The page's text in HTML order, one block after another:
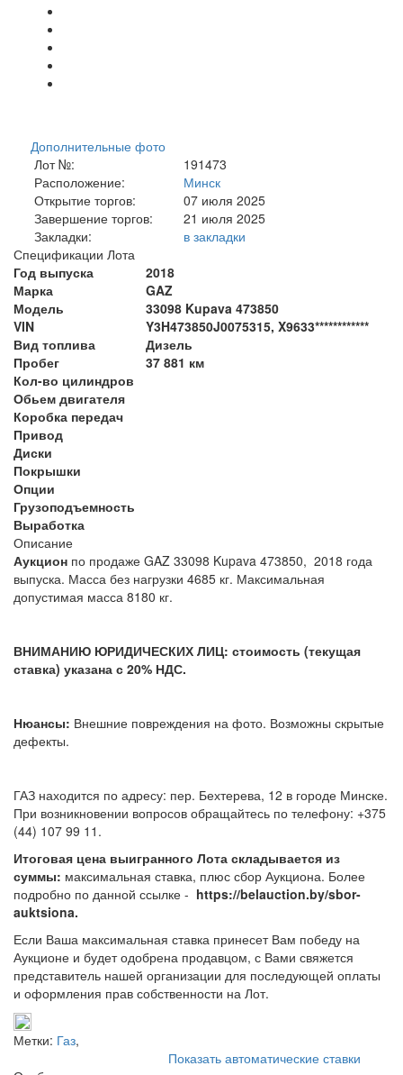
Дополнительные фото
Лот №:
191473
Расположение:
Минск
Открытие торгов:
07 июля 2025
Завершение торгов:
21 июля 2025
Закладки:
в закладки
Спецификации Лота
Год выпуска
2018
Марка
GAZ
Модель
33098 Kupava 473850
VIN
Y3H473850J0075315, X9633************
Вид топлива
Дизель
Пробег
37 881 км
Кол-во цилиндров
Обьем двигателя
Коробка передач
Привод
Диски
Покрышки
Опции
Грузоподъемность
Выработка
Описание
Аукцион по продаже GAZ 33098 Kupava 473850, 2018 года
выпуска. Масса без нагрузки 4685 кг. Максимальная
допустимая масса 8180 кг.
ВНИМАНИЮ ЮРИДИЧЕСКИХ ЛИЦ: стоимость (текущая
ставка) указана с 20% НДС.
Нюансы: Внешние повреждения на фото. Возможны скрытые
дефекты.
ГАЗ находится по адресу: пер. Бехтерева, 12 в городе Минске.
При возникновении вопросов обращайтесь по телефону: +375
(44) 107 99 11.
Итоговая цена выигранного Лота складывается из
суммы: максимальная ставка, плюс сбор Аукциона. Более
подробно по данной ссылке - https://belauction.by/sbor-
auktsiona.
Если Ваша максимальная ставка принесет Вам победу на
Аукционе и будет одобрена продавцом, с Вами свяжется
представитель нашей организации для последующей оплаты
и оформления прав собственности на Лот.
Метки: Газ,
Показать автоматические ставки